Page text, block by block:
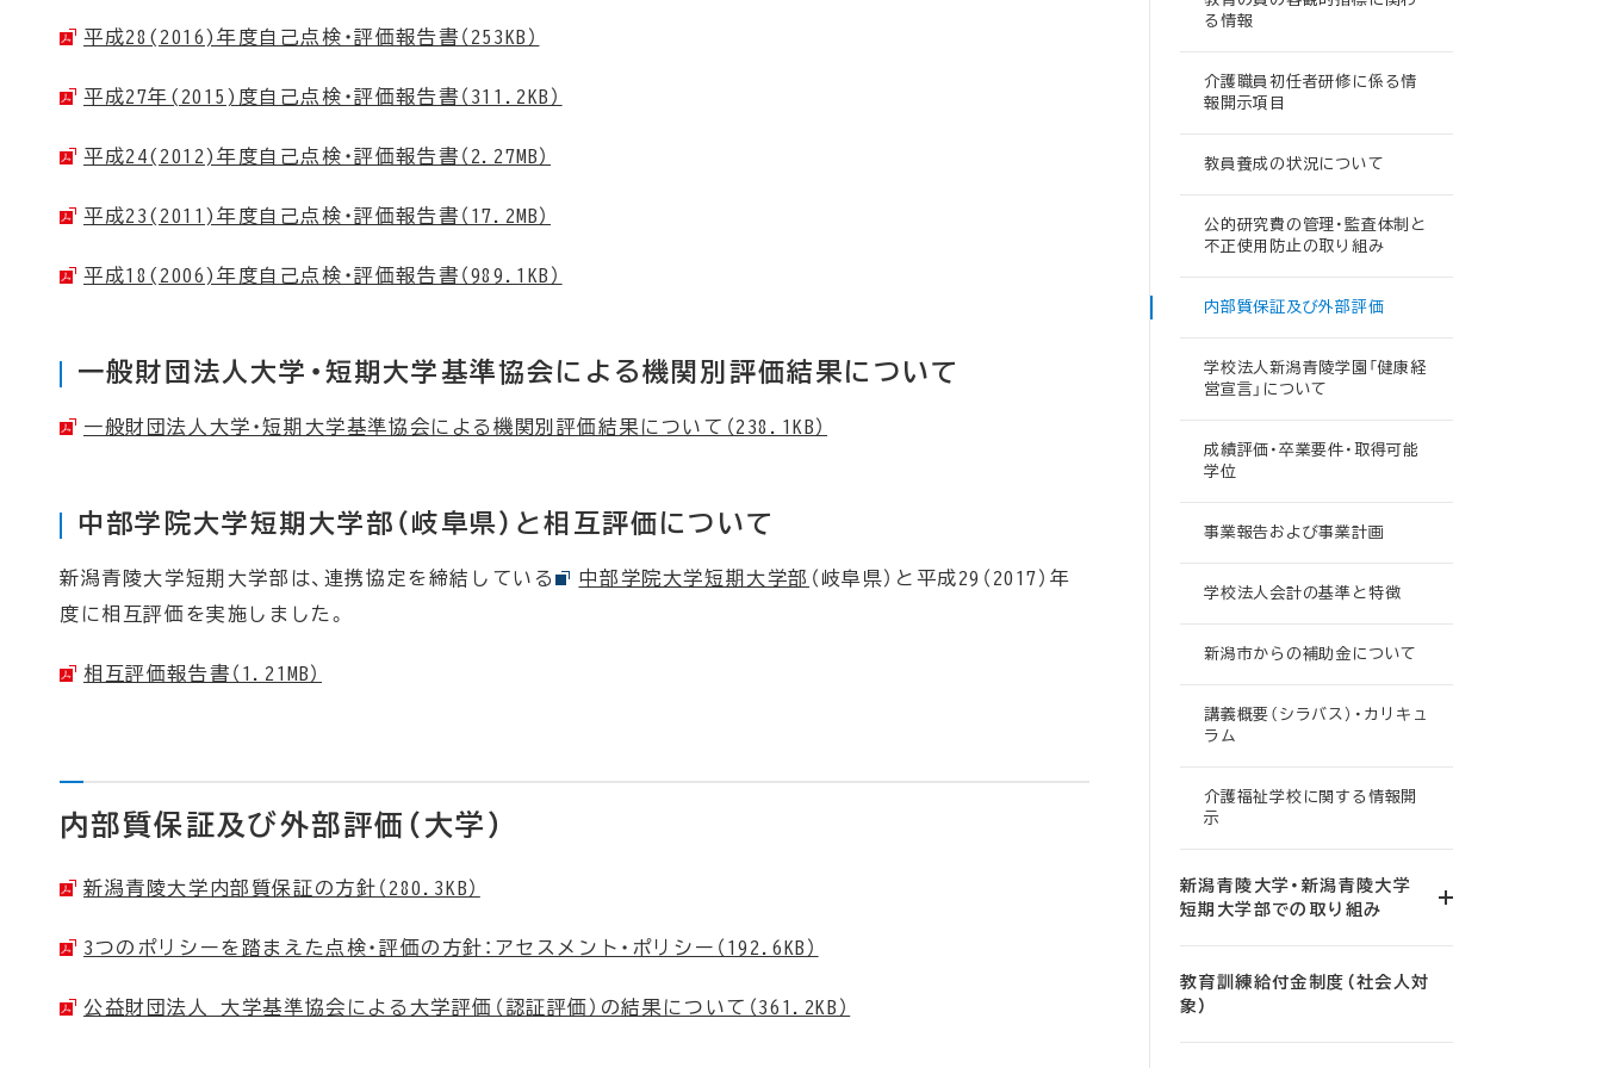
平成28(2016)年度自己点検・評価報告書（253KB）
平成27年(2015)度自己点検・評価報告書（311.2KB）
平成24(2012)年度自己点検・評価報告書（2.27MB）
平成23(2011)年度自己点検・評価報告書（17.2MB）
平成18(2006)年度自己点検・評価報告書（989.1KB）
一般財団法人大学・短期大学基準協会による機関別評価結果について
一般財団法人大学・短期大学基準協会による機関別評価結果について（238.1KB）
中部学院大学短期大学部（岐阜県）と相互評価について
新潟青陵大学短期大学部は、連携協定を締結している 中部学院大学短期大学部 （岐阜県）と平成29（2017）年
度に相互評価を実施しました。
相互評価報告書（1.21MB）
内部質保証及び外部評価（大学）
新潟青陵大学内部質保証の方針（280.3KB）
3つのポリシーを踏まえた点検・評価の方針：アセスメント・ポリシー（192.6KB）
公益財団法人 大学基準協会による大学評価（認証評価）の結果について（361.2KB）
る情報
介護職員初任者研修に係る情
報開示項目
教員養成の状況について
公的研究費の管理・監査体制と
不正使用防止の取り組み
内部質保証及び外部評価
学校法人新潟青陵学園「健康経
営宣言」について
成績評価・卒業要件・取得可能
学位
事業報告および事業計画
学校法人会計の基準と特徴
新潟市からの補助金について
講義概要（シラバス）・カリキュ
ラム
介護福祉学校に関する情報開
示
新潟青陵大学・新潟青陵大学
短期大学部での取り組み
教育訓練給付金制度（社会人対
象）